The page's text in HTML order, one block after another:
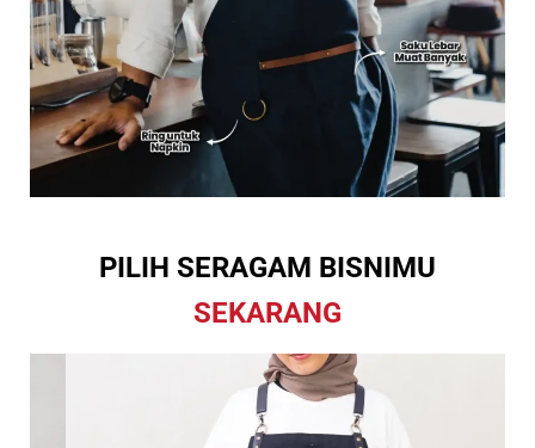
PILIH SERAGAM BISNIMU
SEKARANG